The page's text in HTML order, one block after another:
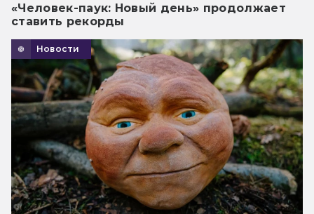
«Человек-паук: Новый день» продолжает
ставить рекорды
Новости